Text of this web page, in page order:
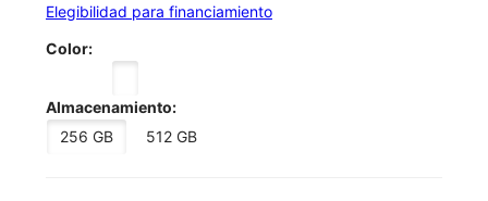
Elegibilidad para financiamiento
Color:
Almacenamiento:
256 GB
512 GB